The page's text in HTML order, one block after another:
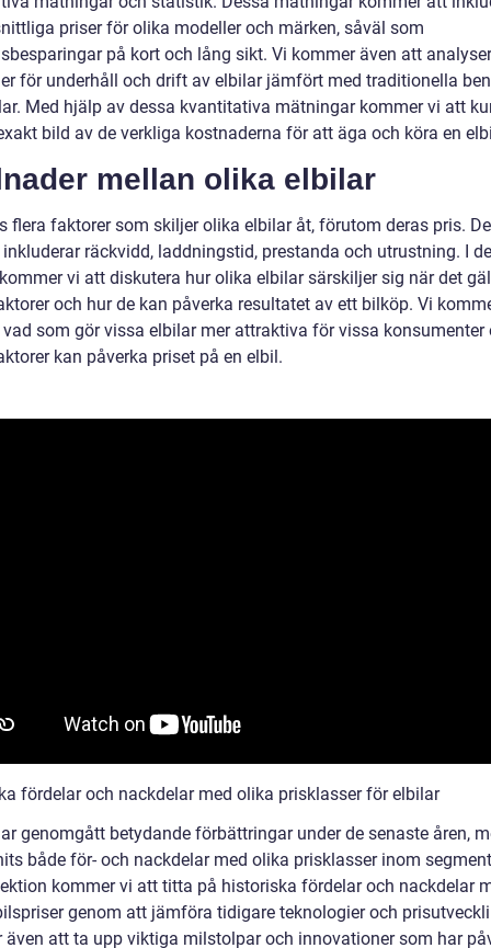
priser för olika modeller och märken, såväl som
på kort och lång sikt. Vi kommer även att
för underhåll och drift av elbilar jämfört med traditionella
Med hjälp av dessa kvantitativa mätningar kommer vi att
bild av de verkliga kostnaderna för att äga och köra en
mellan olika elbilar
flera faktorer som skiljer olika elbilar åt, förutom deras pris.
räckvidd, laddningstid, prestanda och utrustning. I
vi att diskutera hur olika elbilar särskiljer sig när det
och hur de kan påverka resultatet av ett bilköp. Vi
som gör vissa elbilar mer attraktiva för vissa konsumenter
kan påverka priset på en elbil.
fördelar och nackdelar med olika prisklasser för elbilar
genomgått betydande förbättringar under de senaste åren,
både för- och nackdelar med olika prisklasser inom
kommer vi att titta på historiska fördelar och nackdelar
genom att jämföra tidigare teknologier och
även att ta upp viktiga milstolpar och innovationer som har